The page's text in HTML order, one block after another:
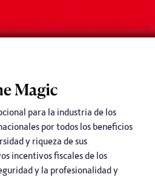
para la industria de los
por todos los beneficios
y riqueza de sus
incentivos fiscales de los
y la profesionalidad y